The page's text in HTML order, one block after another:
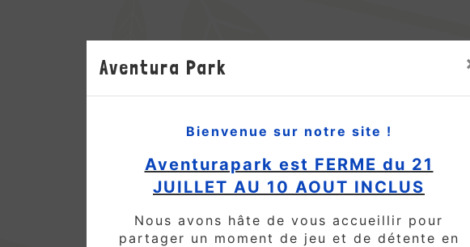
Aventura Park
Bienvenue sur notre site !
Aventurapark est FERME du 21
JUILLET AU 10 AOUT INCLUS
Nous avons hâte de vous accueillir pour
partager un moment de jeu et de détente en